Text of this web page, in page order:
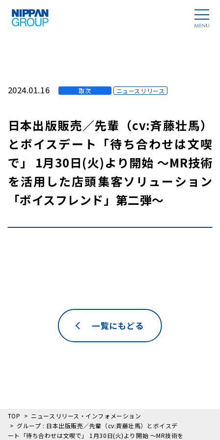
2024.01.16 取次 ニュースリリース
日本出版販売／先輩（cv:斉藤壮馬）
とボイスデート「待ち合わせは文喫
で」 1月30日(火)より開始 ～MR技術
を活用した店頭集客ソリューション
「ボイスフレンド」第二弾～
一覧にもどる
TOP
ニュースリリース・インフォメーション
グループ : 日本出版販売／先輩（cv:斉藤壮馬）とボイスデ
ート「待ち合わせは文喫で」 1月30日(火)より開始 ～MR技術を